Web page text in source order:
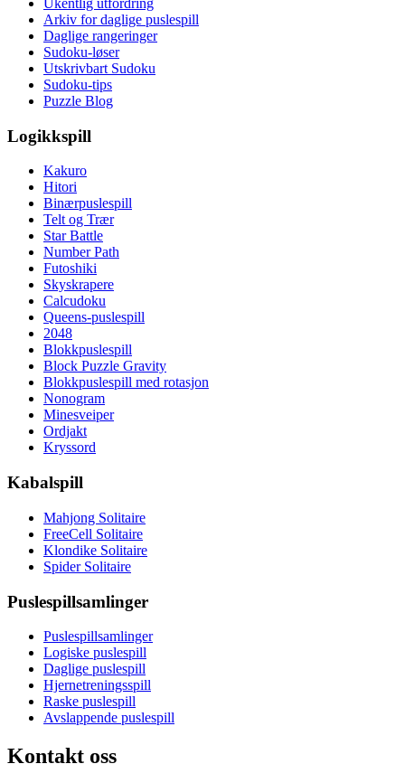
Ukentlig utfordring
Arkiv for daglige puslespill
Daglige rangeringer
Sudoku-løser
Utskrivbart Sudoku
Sudoku-tips
Puzzle Blog
Logikkspill
Kakuro
Hitori
Binærpuslespill
Telt og Trær
Star Battle
Number Path
Futoshiki
Skyskrapere
Calcudoku
Queens-puslespill
2048
Blokkpuslespill
Block Puzzle Gravity
Blokkpuslespill med rotasjon
Nonogram
Minesveiper
Ordjakt
Kryssord
Kabalspill
Mahjong Solitaire
FreeCell Solitaire
Klondike Solitaire
Spider Solitaire
Puslespillsamlinger
Puslespillsamlinger
Logiske puslespill
Daglige puslespill
Hjernetreningsspill
Raske puslespill
Avslappende puslespill
Kontakt oss